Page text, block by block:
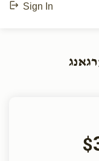
Sign In
$